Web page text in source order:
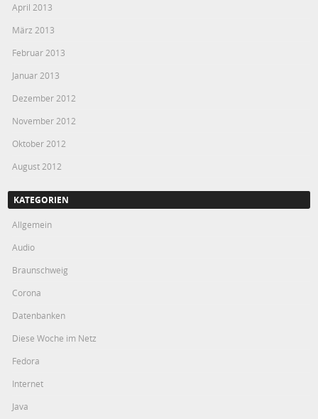
April 2013
März 2013
Februar 2013
Januar 2013
Dezember 2012
November 2012
Oktober 2012
August 2012
KATEGORIEN
Allgemein
Audio
Braunschweig
Corona
Datenbanken
Diese Woche im Netz
Fedora
Internet
Java